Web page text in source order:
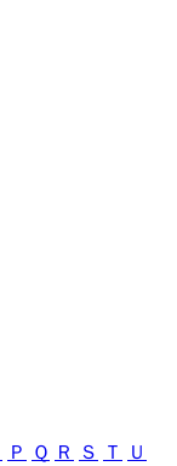
Ｐ Ｑ Ｒ Ｓ Ｔ Ｕ